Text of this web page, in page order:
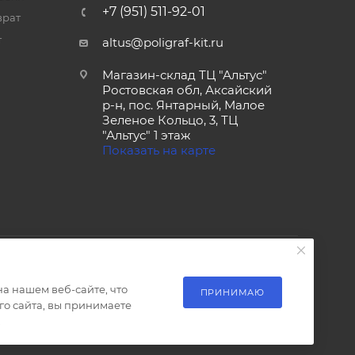
+7 (951) 511-92-01
altus@poligraf-kit.ru
Магазин-склад ТЦ "Альтус"
Ростовская обл, Аксайский
р-н, пос. Янтарный, Малое
Зеленое Кольцо, 3, ТЦ
"Альтус" 1 этаж
Показать на карте
нашем веб-сайте, что
сайта, вы принимаете
ПРИНИМАЮ